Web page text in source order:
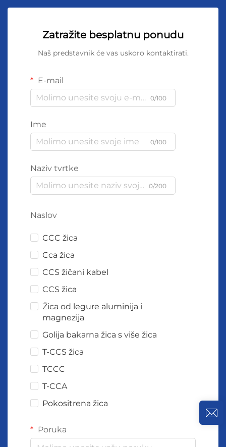
Zatražite besplatnu ponudu
Naš predstavnik će vas uskoro kontaktirati.
E-mail
0/100
Ime
0/100
Naziv tvrtke
0/200
Naslov
CCC žica
Cca žica
CCS žičani kabel
CCS žica
Žica od legure aluminija i
magnezija
Golija bakarna žica s više žica
T-CCS žica
TCCC
T-CCA
Pokositrena žica
Poruka